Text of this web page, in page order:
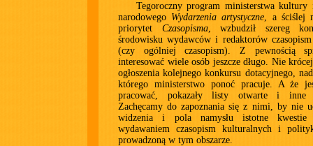
Tegoroczny program ministerstwa kultury
narodowego Wydarzenia artystyczne, a ściślej
priorytet Czasopisma, wzbudził szereg
środowisku wydawców i redaktorów
(czy ogólniej czasopism). Z pewnością
interesować wiele osób jeszcze długo. Nie
ogłoszenia kolejnego konkursu dotacyjnego,
którego ministerstwo ponoć pracuje. A że
pracować, pokazały listy otwarte i inne
Zachęcamy do zapoznania się z nimi, by nie
widzenia i pola namysłu istotne kwestie
wydawaniem czasopism kulturalnych i
prowadzoną w tym obszarze.